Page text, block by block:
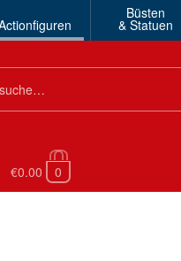
Büsten
& Statuen
€0.00 0